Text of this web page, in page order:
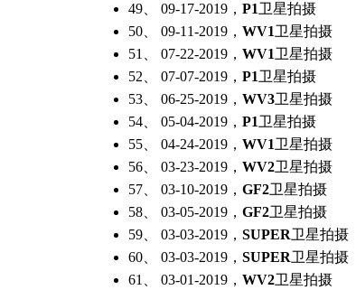
49、 09-17-2019， P1卫星拍摄
50、 09-11-2019， WV1卫星拍摄
51、 07-22-2019， WV1卫星拍摄
52、 07-07-2019， P1卫星拍摄
53、 06-25-2019， WV3卫星拍摄
54、 05-04-2019， P1卫星拍摄
55、 04-24-2019， WV1卫星拍摄
56、 03-23-2019， WV2卫星拍摄
57、 03-10-2019， GF2卫星拍摄
58、 03-05-2019， GF2卫星拍摄
59、 03-03-2019， SUPER卫星拍摄
60、 03-03-2019， SUPER卫星拍摄
61、 03-01-2019， WV2卫星拍摄